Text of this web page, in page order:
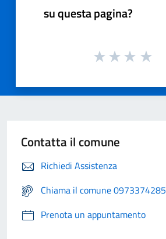
su questa pagina?
Contatta il comune
Richiedi Assistenza
Chiama il comune 0973374285
Prenota un appuntamento